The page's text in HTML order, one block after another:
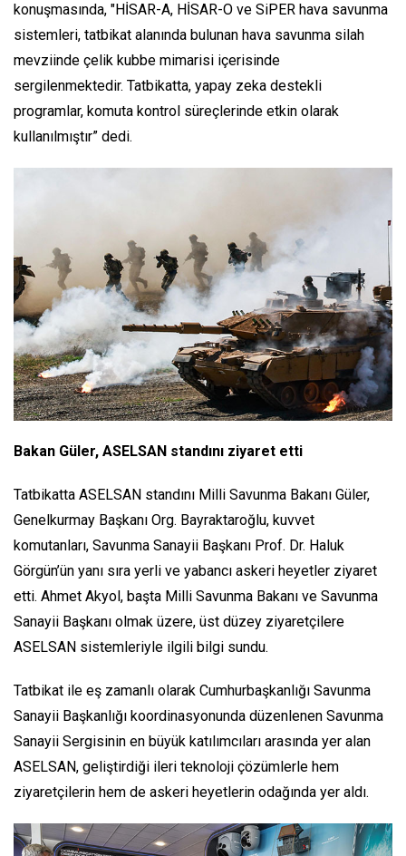
konuşmasında, "HİSAR-A, HİSAR-O ve SiPER hava savunma
sistemleri, tatbikat alanında bulunan hava savunma silah
mevziinde çelik kubbe mimarisi içerisinde
sergilenmektedir. Tatbikatta, yapay zeka destekli
programlar, komuta kontrol süreçlerinde etkin olarak
kullanılmıştır” dedi.
Bakan Güler, ASELSAN standını ziyaret etti
Tatbikatta ASELSAN standını Milli Savunma Bakanı Güler,
Genelkurmay Başkanı Org. Bayraktaroğlu, kuvvet
komutanları, Savunma Sanayii Başkanı Prof. Dr. Haluk
Görgün’ün yanı sıra yerli ve yabancı askeri heyetler ziyaret
etti. Ahmet Akyol, başta Milli Savunma Bakanı ve Savunma
Sanayii Başkanı olmak üzere, üst düzey ziyaretçilere
ASELSAN sistemleriyle ilgili bilgi sundu.
Tatbikat ile eş zamanlı olarak Cumhurbaşkanlığı Savunma
Sanayii Başkanlığı koordinasyonunda düzenlenen Savunma
Sanayii Sergisinin en büyük katılımcıları arasında yer alan
ASELSAN, geliştirdiği ileri teknoloji çözümlerle hem
ziyaretçilerin hem de askeri heyetlerin odağında yer aldı.